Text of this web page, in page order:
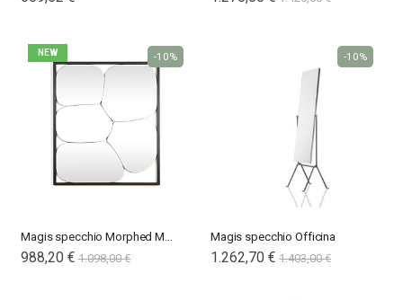
NEW
Magis specchio Morphed Mirror 1/2/3
988,20 € 1.098,00 €
-10%
Magis specchio Officina
Special
Price
1.262,70 € 1.403,00 €
-10%